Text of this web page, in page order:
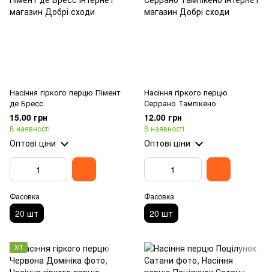
Насіння гіркого перцю Пімент
де Бресс
15.00 грн
В наявності
Оптові ціни
Фасовка
20 шт
Насіння гіркого перцю
Серрано Тампікено
12.00 грн
В наявності
Оптові ціни
Фасовка
20 шт
ХІТ